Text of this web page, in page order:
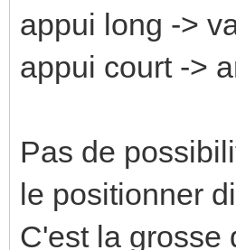
appui long ->
appui court ->
Pas de
le positionner
C'est la grosse